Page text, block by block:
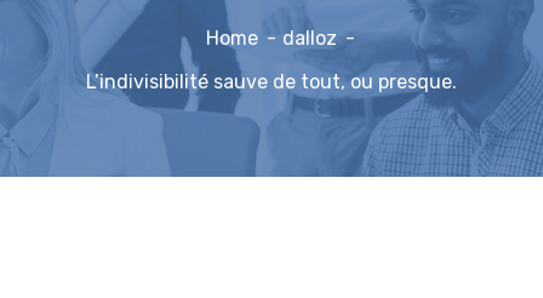
Home
dalloz
L’indivisibilité sauve de tout, ou presque.